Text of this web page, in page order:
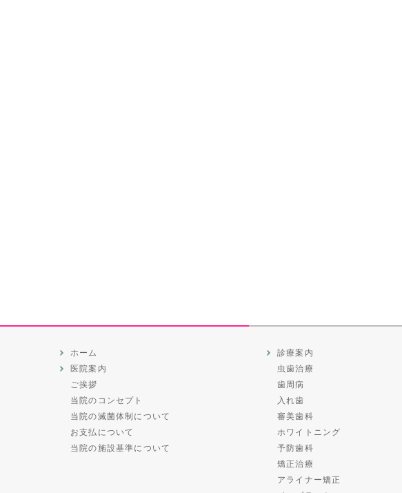
ホーム
医院案内
ご挨拶
当院のコンセプト
当院の滅菌体制について
お支払について
当院の施設基準について
診療案内
虫歯治療
歯周病
入れ歯
審美歯科
ホワイトニング
予防歯科
矯正治療
アライナー矯正